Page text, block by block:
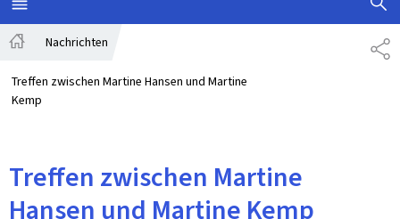
MENÜ
HAUPT-
Nachrichten
Treffen zwischen Martine Hansen und Martine
Kemp
Treffen zwischen Martine
Hansen und Martine Kemp